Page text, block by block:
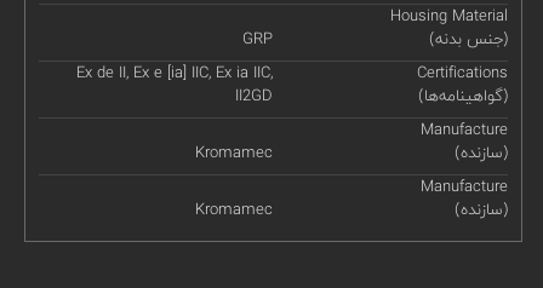
Housing Material
(جنس بدنه)
GRP
Certifications
(گواهینامه‌ها)
Ex de II, Ex e [ia] IIC, Ex ia IIC,
II2GD
Manufacture
(سازنده)
Kromamec
Manufacture
(سازنده)
Kromamec